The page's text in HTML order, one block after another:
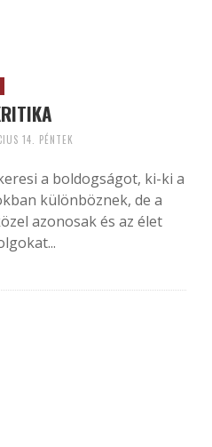
14. PÉNTEK
a boldogságot, ki-ki a
különböznek, de a
azonosak és az élet